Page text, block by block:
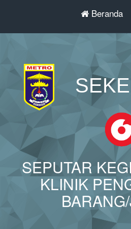
Beranda
SEPUTAR
KLINIK